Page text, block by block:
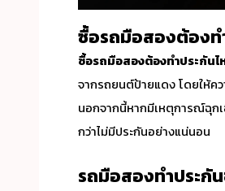
ซื้อรถมือสองต้องท
ซื้อรถมือสองต้องทำประกันไ
จากรถยนต์ป้ายแดง โดยให้ค
นอกจากนี้หากมีเหตุการณ์ฉุกเ
กว่าไม่มีประกันอย่างแน่นอน
รถมือสองทำประกัน